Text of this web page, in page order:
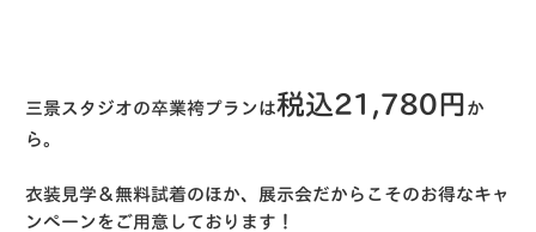
三景スタジオの卒業袴プランは税込21,780円 か
ら。
衣装見学＆無料試着のほか、展示会だからこそのお得なキャ
ンペーンをご用意しております！